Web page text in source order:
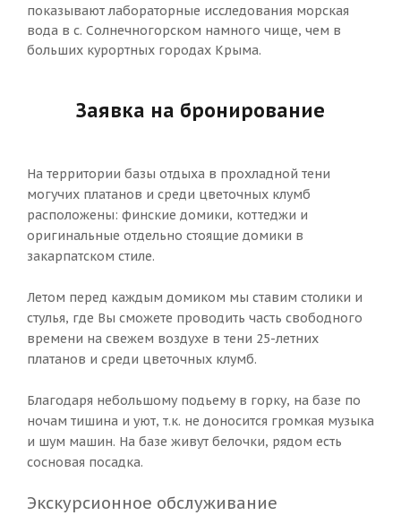
показывают лабораторные исследования морская
вода в с. Солнечногорском намного чище, чем в
больших курортных городах Крыма.
Заявка на бронирование
На территории базы отдыха в прохладной тени
могучих платанов и среди цветочных клумб
расположены: финские домики, коттеджи и
оригинальные отдельно стоящие домики в
закарпатском стиле.
Летом перед каждым домиком мы ставим столики и
стулья, где Вы сможете проводить часть свободного
времени на свежем воздухе в тени 25-летних
платанов и среди цветочных клумб.
Благодаря небольшому подьему в горку, на базе по
ночам тишина и уют, т.к. не доносится громкая музыка
и шум машин. На базе живут белочки, рядом есть
сосновая посадка.
Экскурсионное обслуживание